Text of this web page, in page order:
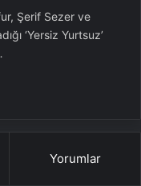
Şerif Sezer ve
‘Yersiz Yurtsuz’
Yorumlar